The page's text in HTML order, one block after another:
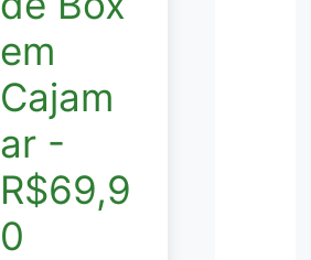
em
Cajam
ar -
R$69,9
0